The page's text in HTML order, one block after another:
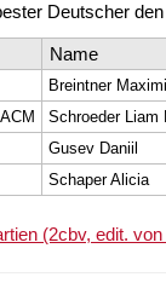
Deutscher
Name
Breintner
ACM Schroeder Liam
Gusev Daniil
Schaper Alicia
(2cbv, edit.